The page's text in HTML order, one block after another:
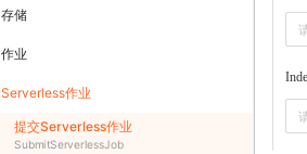
存储
作业
Serverless作业
提交Serverless作业
SubmitServerlessJob